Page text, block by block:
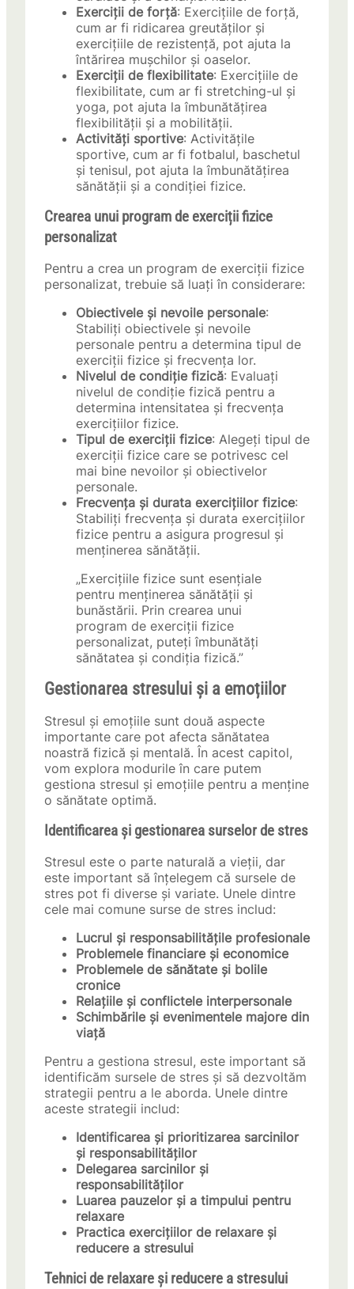
Exerciții de forță: Exercițiile de forță,
cum ar fi ridicarea greutăților și
exercițiile de rezistență, pot ajuta la
întărirea mușchilor și oaselor.
Exerciții de flexibilitate: Exercițiile de
flexibilitate, cum ar fi stretching-ul și
yoga, pot ajuta la îmbunătățirea
flexibilității și a mobilității.
Activități sportive: Activitățile
sportive, cum ar fi fotbalul, baschetul
și tenisul, pot ajuta la îmbunătățirea
sănătății și a condiției fizice.
Crearea unui program de exerciții fizice
personalizat
Pentru a crea un program de exerciții fizice
personalizat, trebuie să luați în considerare:
Obiectivele și nevoile personale:
Stabiliți obiectivele și nevoile
personale pentru a determina tipul de
exerciții fizice și frecvența lor.
Nivelul de condiție fizică: Evaluați
nivelul de condiție fizică pentru a
determina intensitatea și frecvența
exercițiilor fizice.
Tipul de exerciții fizice: Alegeți tipul de
exerciții fizice care se potrivesc cel
mai bine nevoilor și obiectivelor
personale.
Frecvența și durata exercițiilor fizice:
Stabiliți frecvența și durata exercițiilor
fizice pentru a asigura progresul și
menținerea sănătății.
„Exercițiile fizice sunt esențiale
pentru menținerea sănătății și
bunăstării. Prin crearea unui
program de exerciții fizice
personalizat, puteți îmbunătăți
sănătatea și condiția fizică.”
Gestionarea stresului și a emoțiilor
Stresul și emoțiile sunt două aspecte
importante care pot afecta sănătatea
noastră fizică și mentală. În acest capitol,
vom explora modurile în care putem
gestiona stresul și emoțiile pentru a menține
o sănătate optimă.
Identificarea și gestionarea surselor de stres
Stresul este o parte naturală a vieții, dar
este important să înțelegem că sursele de
stres pot fi diverse și variate. Unele dintre
cele mai comune surse de stres includ:
Lucrul și responsabilitățile profesionale
Problemele financiare și economice
Problemele de sănătate și bolile
cronice
Relațiile și conflictele interpersonale
Schimbările și evenimentele majore din
viață
Pentru a gestiona stresul, este important să
identificăm sursele de stres și să dezvoltăm
strategii pentru a le aborda. Unele dintre
aceste strategii includ:
Identificarea și prioritizarea sarcinilor
și responsabilităților
Delegarea sarcinilor și
responsabilităților
Luarea pauzelor și a timpului pentru
relaxare
Practica exercițiilor de relaxare și
reducere a stresului
Tehnici de relaxare și reducere a stresului